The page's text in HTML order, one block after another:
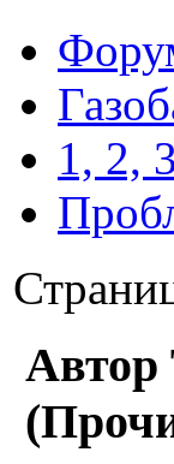
1, 2,
Автор